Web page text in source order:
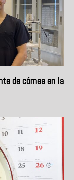
de córnea en la